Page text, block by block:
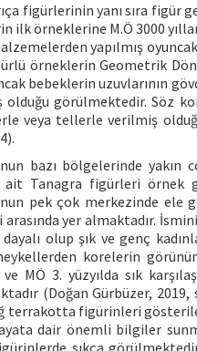
figürlerinin yanı sıra
ilk örneklerine M.Ö 3000
yapılmış
örneklerin Geometrik
bebeklerin uzuvlarının
görülmektedir. Söz
veya tellerle verilmiş
bazı bölgelerinde
ait Tanagra figürleri örnek
pek çok merkezinde
yer almaktadır.
olup şık ve genç
korelerin
ve MÖ 3. yüzyılda sık
(Doğan Gürbüzer,
terrakotta figürinleri
dair önemli bilgiler